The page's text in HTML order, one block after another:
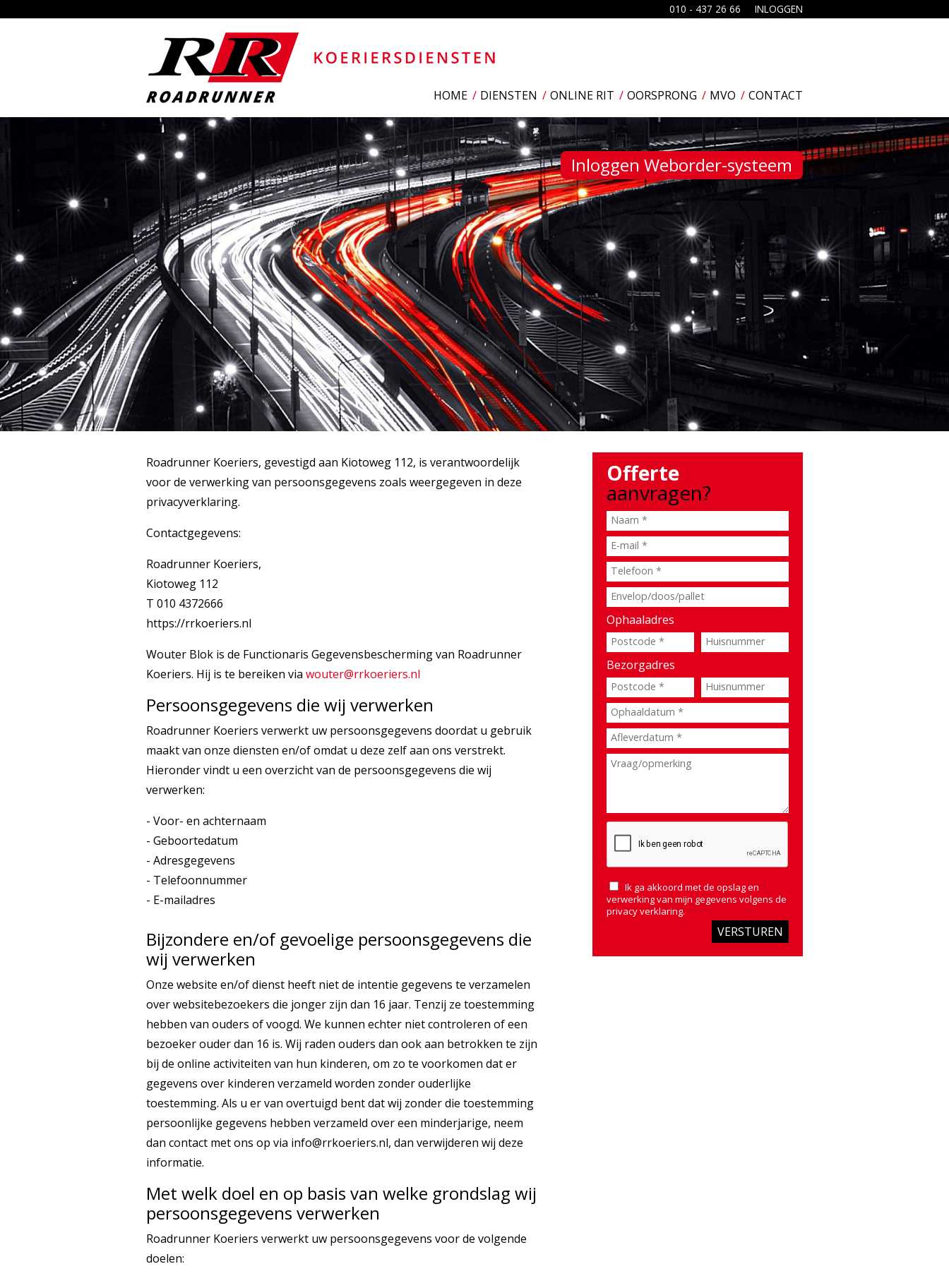
INLOGGEN
010 - 437 26 66
HOME DIENSTEN ONLINE RIT OORSPRONG MVO CONTACT
Inloggen Weborder-systeem
Roadrunner Koeriers, gevestigd aan Kiotoweg 112, is verantwoordelijk
voor de verwerking van persoonsgegevens zoals weergegeven in deze
privacyverklaring.
Contactgegevens:
Roadrunner Koeriers,
Kiotoweg 112
T 010 4372666
https://rrkoeriers.nl
Wouter Blok is de Functionaris Gegevensbescherming van Roadrunner
Koeriers. Hij is te bereiken via wouter@rrkoeriers.nl
Persoonsgegevens die wij verwerken
Roadrunner Koeriers verwerkt uw persoonsgegevens doordat u gebruik
maakt van onze diensten en/of omdat u deze zelf aan ons verstrekt.
Hieronder vindt u een overzicht van de persoonsgegevens die wij
verwerken:
- Voor- en achternaam
- Geboortedatum
- Adresgegevens
- Telefoonnummer
- E-mailadres
Bijzondere en/of gevoelige persoonsgegevens die
wij verwerken
Onze website en/of dienst heeft niet de intentie gegevens te verzamelen
over websitebezoekers die jonger zijn dan 16 jaar. Tenzij ze toestemming
hebben van ouders of voogd. We kunnen echter niet controleren of een
bezoeker ouder dan 16 is. Wij raden ouders dan ook aan betrokken te zijn
bij de online activiteiten van hun kinderen, om zo te voorkomen dat er
gegevens over kinderen verzameld worden zonder ouderlijke
toestemming. Als u er van overtuigd bent dat wij zonder die toestemming
persoonlijke gegevens hebben verzameld over een minderjarige, neem
dan contact met ons op via info@rrkoeriers.nl, dan verwijderen wij deze
informatie.
Met welk doel en op basis van welke grondslag wij
persoonsgegevens verwerken
Roadrunner Koeriers verwerkt uw persoonsgegevens voor de volgende
doelen:
Offerte
aanvragen?
Ophaaladres
Bezorgadres
Ik ga akkoord met de opslag en
verwerking van mijn gegevens volgens de
privacy verklaring.